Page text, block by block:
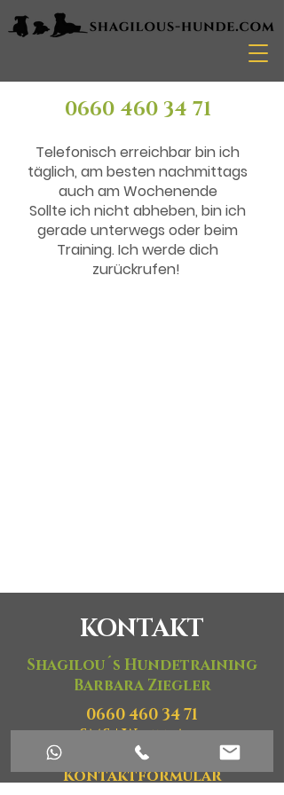
0660 460 34 71
Telefonisch erreichbar bin ich
täglich, am besten nachmittags
auch am Wochenende
Sollte ich nicht abheben, bin ich
gerade unterwegs oder beim
Training. Ich werde dich
zurückrufen!
KONTAKT
Shagilou´s Hundetraining
Barbara Ziegler
0660 460 34 71
SMS|WhatsApp
shagilou@gmail.com
Kontaktformular